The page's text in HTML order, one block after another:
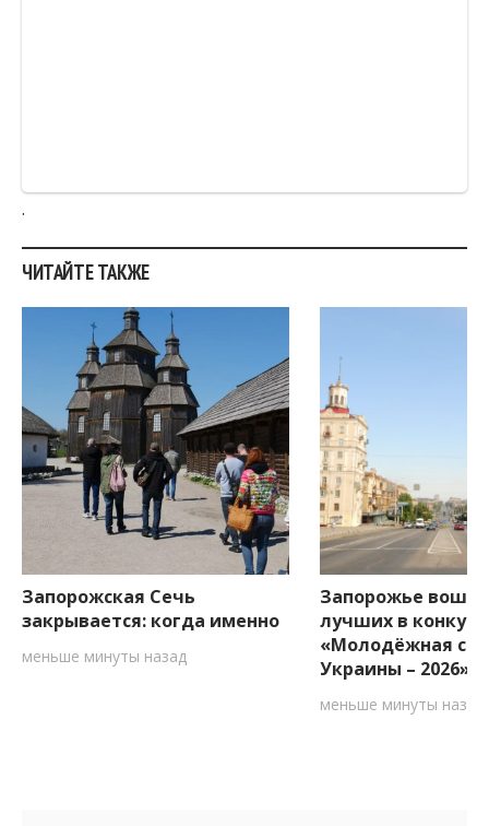
ЧИТАЙТЕ ТАКЖЕ
Запорожская Сечь
закрывается: когда именно
меньше минуты назад
Запорожье
лучших в
«Молодёжная
Украины – 2026»
меньше минуты назад